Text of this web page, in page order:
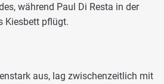
während Paul Di Resta in der
Kiesbett pflügt.
aus, lag zwischenzeitlich mit